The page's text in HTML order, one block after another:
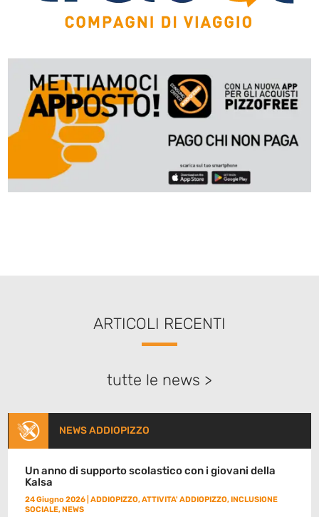
ARTICOLI RECENTI
tutte le news >
NEWS ADDIOPIZZO
Un anno di supporto scolastico con i giovani della
Kalsa
24 Giugno 2026 |ADDIOPIZZO,ATTIVITA' ADDIOPIZZO,INCLUSIONE
SOCIALE,NEWS